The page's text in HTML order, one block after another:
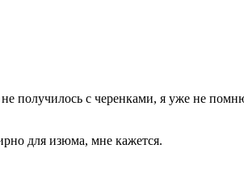
получилось с черенками, я уже не
для изюма, мне кажется.